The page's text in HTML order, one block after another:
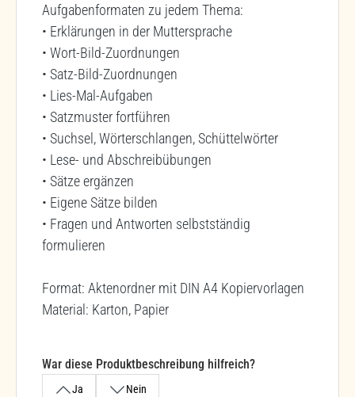
Aufgabenformaten zu jedem Thema:
• Erklärungen in der Muttersprache
• Wort-Bild-Zuordnungen
• Satz-Bild-Zuordnungen
• Lies-Mal-Aufgaben
• Satzmuster fortführen
• Suchsel, Wörterschlangen, Schüttelwörter
• Lese- und Abschreibübungen
• Sätze ergänzen
• Eigene Sätze bilden
• Fragen und Antworten selbstständig
formulieren
Format: Aktenordner mit DIN A4 Kopiervorlagen
Material: Karton, Papier
War diese Produktbeschreibung hilfreich?
Ja Nein